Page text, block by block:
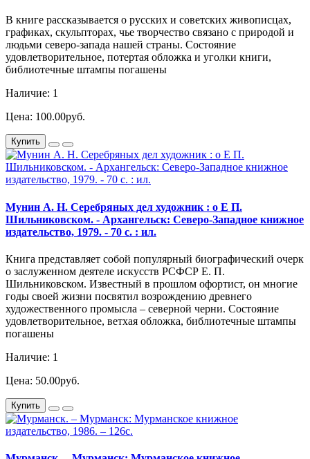
В книге рассказывается о русских и советских живописцах,
графиках, скульпторах, чье творчество связано с природой и
людьми северо-запада нашей страны. Состояние
удовлетворительное, потертая обложка и уголки книги,
библиотечные штампы погашены
Наличие: 1
Цена: 100.00руб.
Купить
Мунин А. Н. Серебряных дел художник : о Е П.
Шильниковском. - Архангельск: Северо-Западное книжное
издательство, 1979. - 70 с. : ил.
Книга представляет собой популярный биографический очерк
о заслуженном деятеле искусств РСФСР Е. П.
Шильниковском. Известный в прошлом офортист, он многие
годы своей жизни посвятил возрождению древнего
художественного промысла – северной черни. Состояние
удовлетворительное, ветхая обложка, библиотечные штампы
погашены
Наличие: 1
Цена: 50.00руб.
Купить